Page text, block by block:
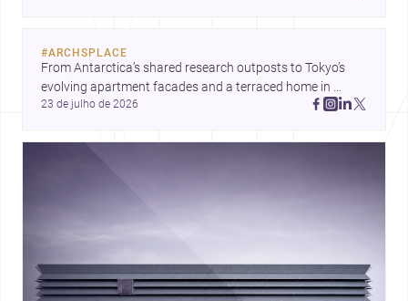
#ARCHSPLACE
From Antarctica’s shared research outposts to Tokyo’s
evolving apartment facades and a terraced home in
Amman, these projects show how architecture adapts to
23 de julho de 2026